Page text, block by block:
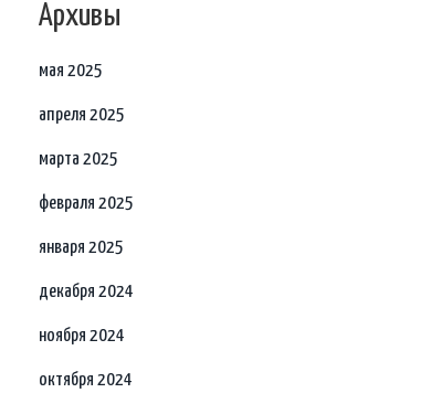
Архивы
мая 2025
апреля 2025
марта 2025
февраля 2025
января 2025
декабря 2024
ноября 2024
октября 2024